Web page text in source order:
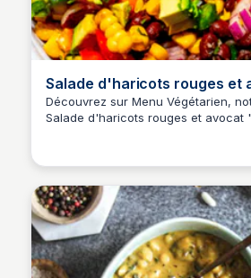
Salade d'haricots rouges et
Découvrez sur Menu Végétarien,
Salade d'haricots rouges et avocat